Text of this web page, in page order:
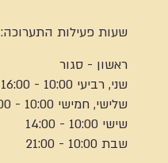
שעות פעילות התערוכה:
ראשון - סגור
שני, רביעי 10:00 - 16:00
שלישי, חמישי 10:00 - 21:00
שישי 10:00 - 14:00
שבת 10:00 - 21:00